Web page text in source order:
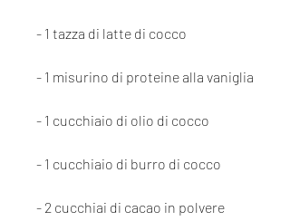
- 1 tazza di latte di cocco
- 1 misurino di proteine ​​alla vaniglia
- 1 cucchiaio di olio di cocco
- 1 cucchiaio di burro di cocco
- 2 cucchiai di cacao in polvere